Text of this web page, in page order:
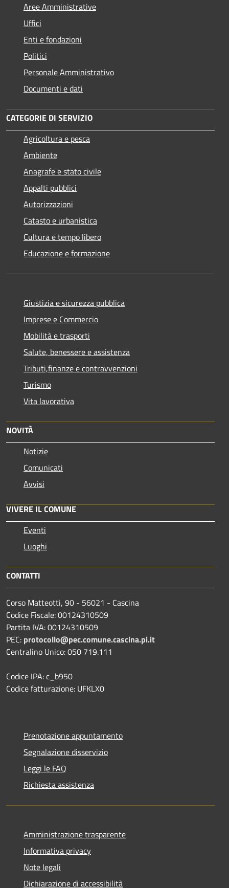
Aree Amministrative
Uffici
Enti e fondazioni
Politici
Personale Amministrativo
Documenti e dati
CATEGORIE DI SERVIZIO
Agricoltura e pesca
Ambiente
Anagrafe e stato civile
Appalti pubblici
Autorizzazioni
Catasto e urbanistica
Cultura e tempo libero
Educazione e formazione
Giustizia e sicurezza pubblica
Imprese e Commercio
Mobilità e trasporti
Salute, benessere e assistenza
Tributi,finanze e contravvenzioni
Turismo
Vita lavorativa
NOVITÀ
Notizie
Comunicati
Avvisi
VIVERE IL COMUNE
Eventi
Luoghi
CONTATTI
Corso Matteotti, 90 - 56021 - Cascina
Codice Fiscale: 00124310509
Partita IVA: 00124310509
PEC: protocollo@pec.comune.cascina.pi.it
Centralino Unico: 050 719.111
Codice IPA: c_b950
Codice fatturazione: UFKLX0
Prenotazione appuntamento
Segnalazione disservizio
Leggi le FAQ
Richiesta assistenza
Amministrazione trasparente
Informativa privacy
Note legali
Dichiarazione di accessibilità